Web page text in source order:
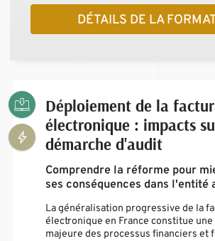
DÉTAILS DE LA
Déploiement de la
électronique : impacts
démarche d'audit
Comprendre la réforme pour
ses conséquences dans l'entité
La généralisation progressive de la
électronique en France constitue
majeure des processus financiers et